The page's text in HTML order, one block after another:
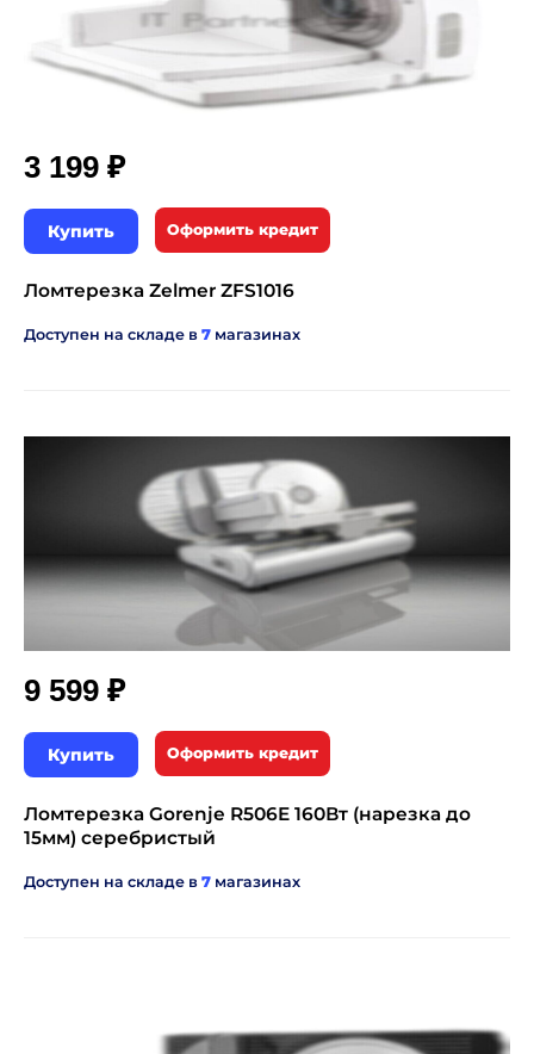
3 199 ₽
Купить Оформить кредит
Ломтерезка Zelmer ZFS1016
Доступен на складе в 7 магазинах
9 599 ₽
Купить Оформить кредит
Ломтерезка Gorenje R506E 160Вт (нарезка до
15мм) серебристый
Доступен на складе в 7 магазинах